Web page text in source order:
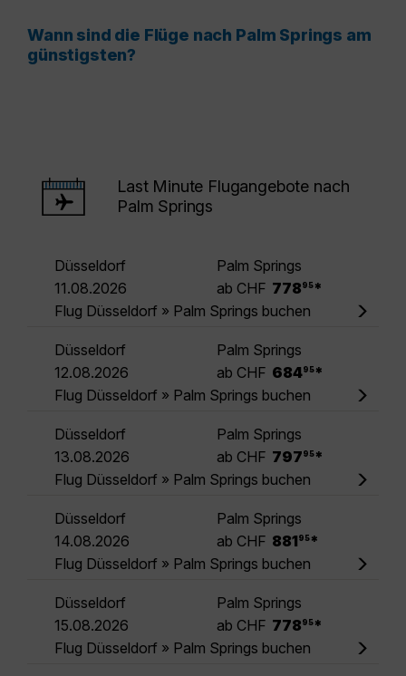
Wann sind die Flüge nach Palm Springs am
günstigsten?
Last Minute Flugangebote nach
Palm Springs
Düsseldorf
Palm Springs
11.08.2026
ab CHF 778 95 *
Flug Düsseldorf » Palm Springs buchen
Düsseldorf
Palm Springs
12.08.2026
ab CHF 68495 *
Flug Düsseldorf » Palm Springs buchen
Düsseldorf
Palm Springs
13.08.2026
ab CHF 797 95 *
Flug Düsseldorf » Palm Springs buchen
Düsseldorf
Palm Springs
14.08.2026
ab CHF 881 95 *
Flug Düsseldorf » Palm Springs buchen
Düsseldorf
Palm Springs
15.08.2026
ab CHF 778 95 *
Flug Düsseldorf » Palm Springs buchen